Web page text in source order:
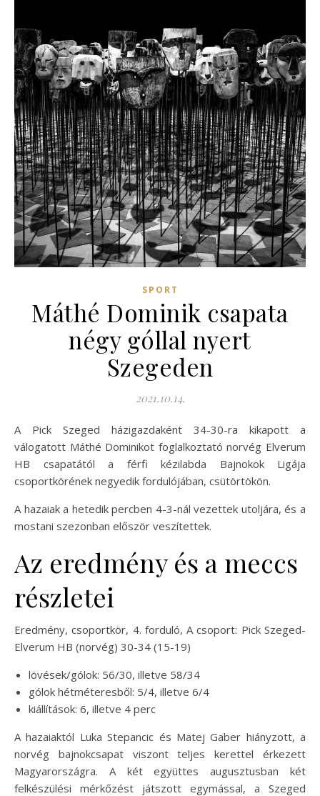
SPORT
Máthé Dominik csapata
négy góllal nyert
Szegeden
2021.10.14.
A Pick Szeged házigazdaként 34-30-ra kikapott a
válogatott Máthé Dominikot foglalkoztató norvég Elverum
HB csapatától a férfi kézilabda Bajnokok Ligája
csoportkörének negyedik fordulójában, csütörtökön.
A hazaiak a hetedik percben 4-3-nál vezettek utoljára, és a
mostani szezonban először veszítettek.
Az eredmény és a meccs
részletei
Eredmény, csoportkör, 4. forduló, A csoport: Pick Szeged-
Elverum HB (norvég) 30-34 (15-19)
lövések/gólok: 56/30, illetve 58/34
gólok hétméteresből: 5/4, illetve 6/4
kiállítások: 6, illetve 4 perc
A hazaiaktól Luka Stepancic és Matej Gaber hiányzott, a
norvég bajnokcsapat viszont teljes kerettel érkezett
Magyarországra. A két együttes augusztusban két
felkészülési mérkőzést játszott egymással, a Szeged